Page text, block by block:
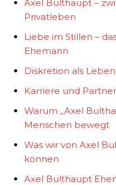
Axel Bulthaupt –
Privatleben
Liebe im Stillen –
Ehemann
Diskretion als
Karriere und
Warum „Axel
Menschen bewegt
Was wir von Axel
können
Axel Bulthaupt